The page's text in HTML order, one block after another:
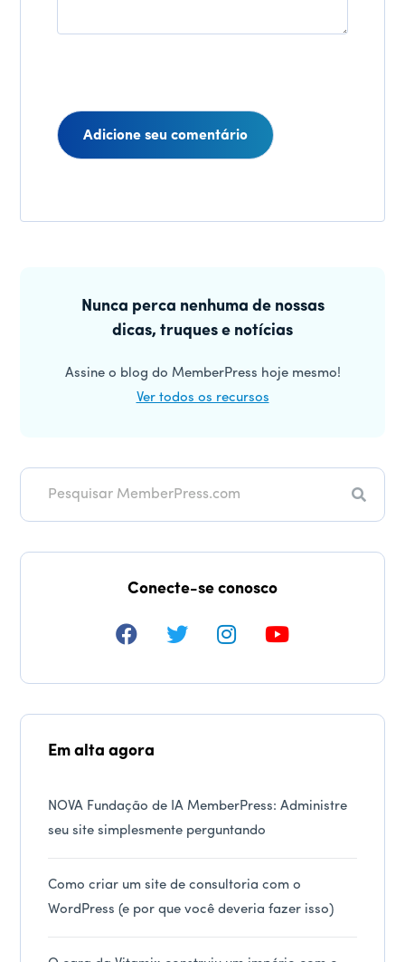
lateralNunca perca nenhuma de nossas
dicas, truques e notícias
Assine o blog do MemberPress hoje mesmo!
Ver todos os recursos
Conecte-se conosco
Em alta agora
NOVA Fundação de IA MemberPress: Administre
seu site simplesmente perguntando
Como criar um site de consultoria com o
WordPress (e por que você deveria fazer isso)